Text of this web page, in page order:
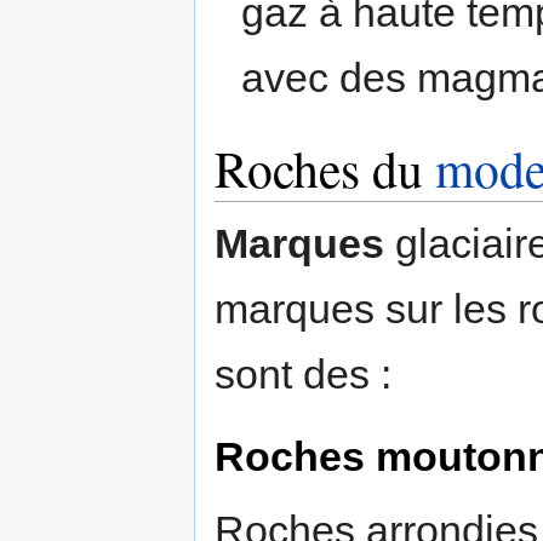
gaz à haute
avec des
Roches du
Marques
marques sur les
sont des :
Roches
Roches